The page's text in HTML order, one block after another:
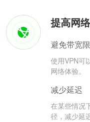
提高网
避免带宽
使用VPN可
网络体验。
减少延迟
在某些情况
径，减少延